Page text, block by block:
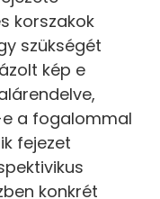
korszakok
szükségét
kép e
a fogalommal
fejezet
konkrét